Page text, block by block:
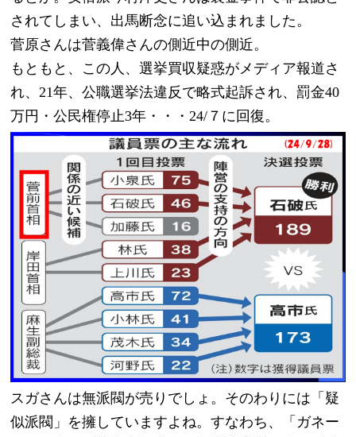
されてしまい、出馬断念に追い込まれました。
菅原さんは菅義偉さんの側近中の側近。
もともと、この人、選挙買収疑惑がメディア報道さ
れ、21年、公職選挙法違反で略式起訴され、罰金40
万円・公民権停止3年・・・24/７に回復。
スガさんは無派閥が売りでしょ。そのわりには「疑
似派閥」を擁していますよね。すなわち、「ガネー